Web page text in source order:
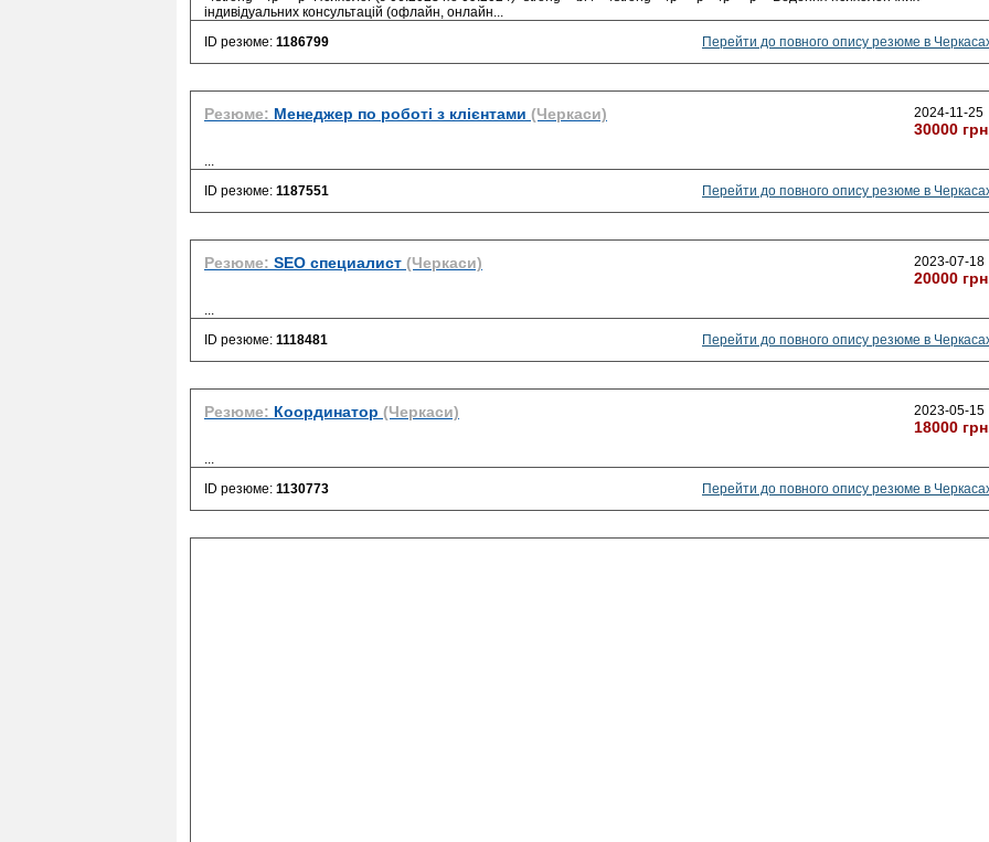
індивідуальних консультацій (офлайн, онлайн...
ID резюме: 1186799 Перейти до повного опису резюме в
Резюме: Менеджер по роботі з клієнтами (Черкаси) 2024-11-25
30000
...
ID резюме: 1187551 Перейти до повного опису резюме в
Резюме: SEO специалист (Черкаси) 2023-07-18
20000
...
ID резюме: 1118481 Перейти до повного опису резюме в
Резюме: Координатор (Черкаси) 2023-05-15
18000
...
ID резюме: 1130773 Перейти до повного опису резюме в